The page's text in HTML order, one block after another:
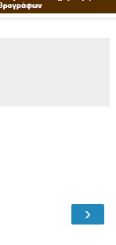
›